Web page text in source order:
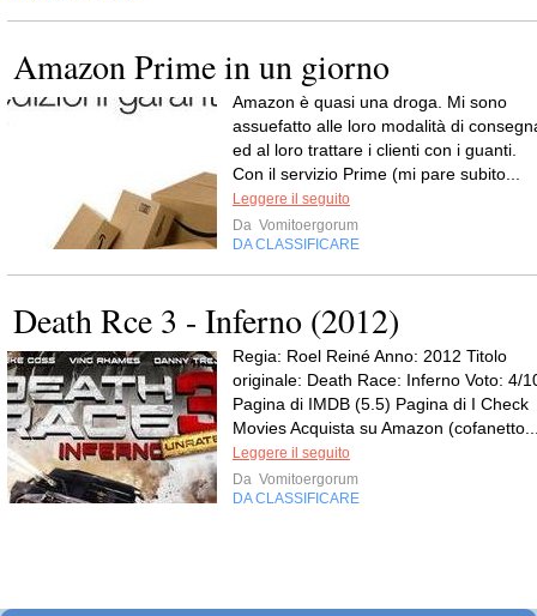
Amazon Prime in un giorno
Amazon è quasi una droga. Mi sono
assuefatto alle loro modalità di
ed al loro trattare i clienti con i guanti.
Con il servizio Prime (mi pare subito...
Leggere il seguito
Da Vomitoergorum
DA CLASSIFICARE
Death Rce 3 - Inferno (2012)
Regia: Roel Reiné Anno: 2012 Titolo
originale: Death Race: Inferno Voto: 4/
Pagina di IMDB (5.5) Pagina di I Check
Movies Acquista su Amazon
Leggere il seguito
Da Vomitoergorum
DA CLASSIFICARE